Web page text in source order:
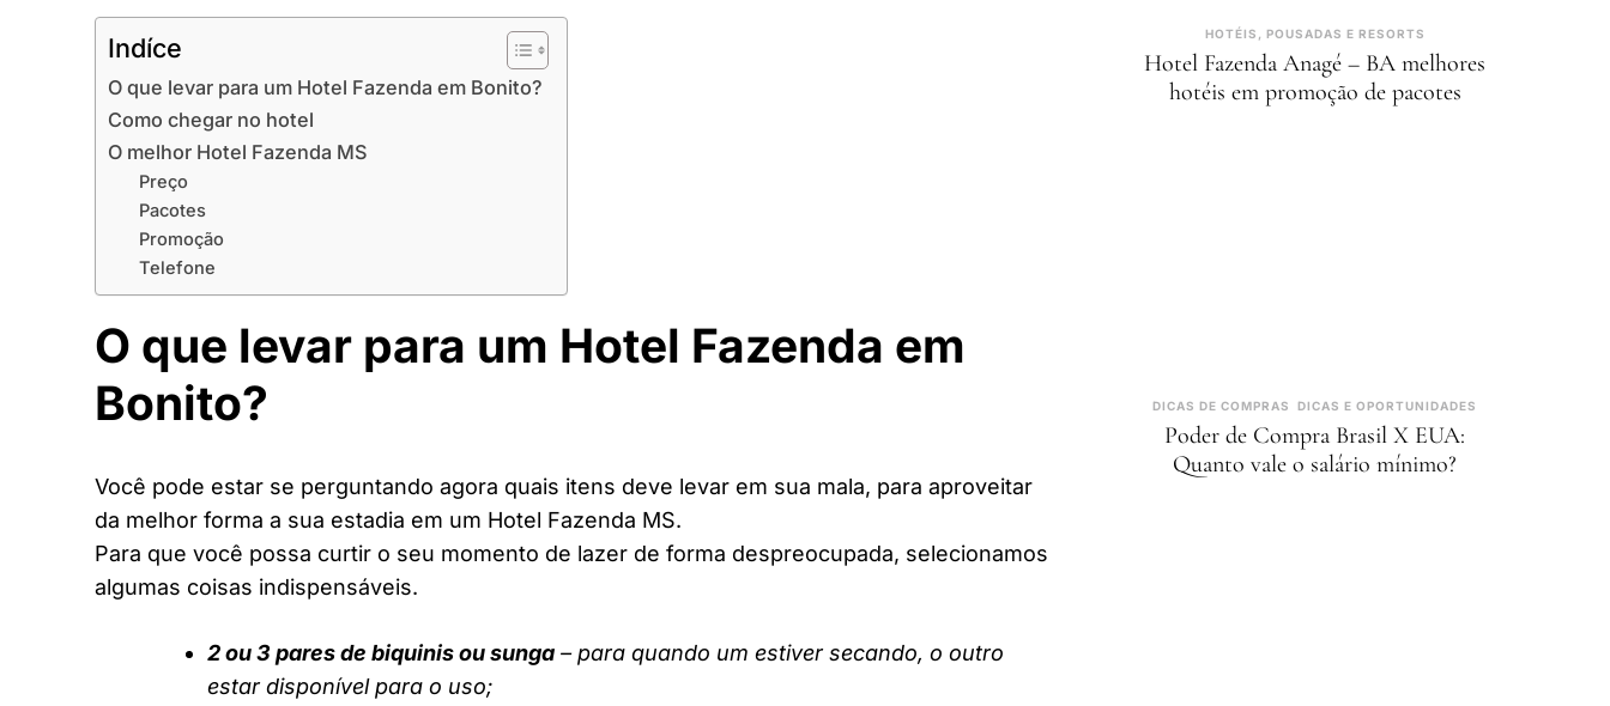
Indíce
O que levar para um Hotel Fazenda em Bonito?
Como chegar no hotel
O melhor Hotel Fazenda MS
Preço
Pacotes
Promoção
Telefone
O que levar para um Hotel Fazenda em
Bonito?
Você pode estar se perguntando agora quais itens deve levar em sua mala, para aproveitar
da melhor forma a sua estadia em um Hotel Fazenda MS.
Para que você possa curtir o seu momento de lazer de forma despreocupada, selecionamos
algumas coisas indispensáveis.
2 ou 3 pares de biquinis ou sunga – para quando um estiver secando, o outro
estar disponível para o uso;
HOTÉIS, POUSADAS E RESORTS
Hotel Fazenda Anagé – BA melhores
hotéis em promoção de pacotes
DICAS DE COMPRAS DICAS E OPORTUNIDADES
Poder de Compra Brasil X EUA:
Quanto vale o salário mínimo?